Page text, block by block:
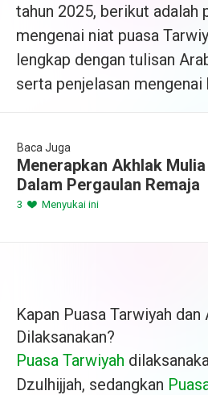
tahun 2025, berikut adalah
mengenai niat puasa
lengkap dengan tulisan
serta penjelasan mengenai
Baca Juga
Menerapkan Akhlak Mulia
Dalam Pergaulan Remaja
3 Menyukai ini
Kapan Puasa Tarwiyah
Dilaksanakan?
Puasa Tarwiyah
Dzulhijjah, sedangkan